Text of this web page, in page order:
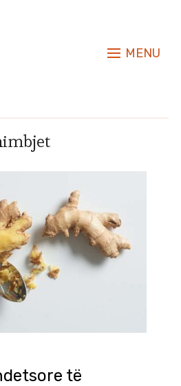
MENU
të